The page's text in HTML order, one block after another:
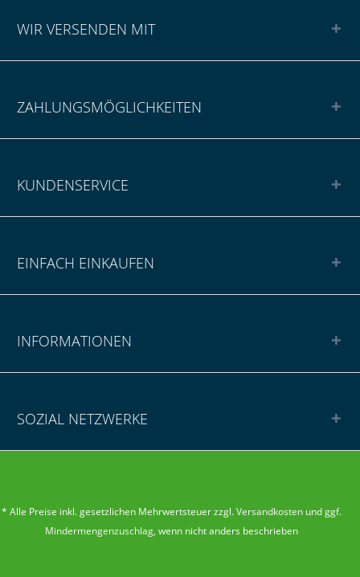
WIR VERSENDEN MIT
ZAHLUNGSMÖGLICHKEITEN
KUNDENSERVICE
EINFACH EINKAUFEN
INFORMATIONEN
SOZIAL NETZWERKE
* Alle Preise inkl. gesetzlichen Mehrwertsteuer zzgl.Versandkostenund ggf.
Mindermengenzuschlag, wenn nicht anders beschrieben